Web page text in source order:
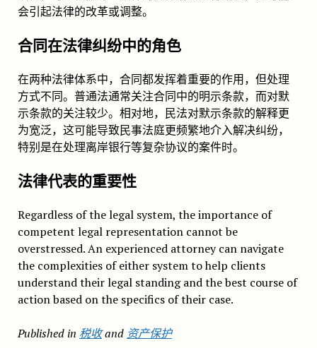
会引起法律的改革或调整。
合同在法律纠纷中的角色
在两种法律体系中，合同都发挥着重要的作用，但处理
方式不同。普通法通常关注合同中的明示条款，而对默
示条款的关注较少。相对地，民法对默示条款的解释更
为宽泛，这可能导致民事法庭更频繁地介入解决纠纷，
特别是在处理离岸银行等复杂协议的案件时。
法律代表的重要性
Regardless of the legal system, the importance of
competent legal representation cannot be
overstressed. An experienced attorney can navigate
the complexities of either system to help clients
understand their legal standing and the best course of
action based on the specifics of their case.
Published in 税收and 资产保护